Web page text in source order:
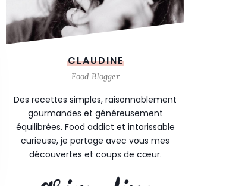
CLAUDINE
Food Blogger
Des recettes simples, raisonnablement
gourmandes et généreusement
équilibrées. Food addict et intarissable
curieuse, je partage avec vous mes
découvertes et coups de cœur.